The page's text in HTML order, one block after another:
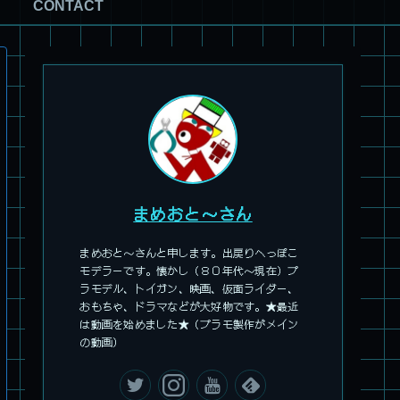
CONTACT
まめおと～さん
まめおと～さんと申します。出戻りへっぽこ
モデラーです。懐かし（８０年代～現在）プ
ラモデル、トイガン、映画、仮面ライダー、
おもちゃ、ドラマなどが大好物です。★最近
は動画を始めました★（プラモ製作がメイン
の動画）
パチ組塗装★モデロイド 1/60 イングラム リアクティブアーマ